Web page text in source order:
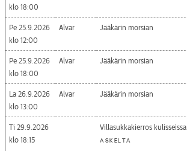
18:00
Pe 25.9.2026
12:00
Alvar Jääkärin morsian
Pe 25.9.2026
18:00
Alvar Jääkärin morsian
La 26.9.2026
13:00
Alvar Jääkärin morsian
Ti 29.9.2026
18:15
Villasukkakierros kulisseissa
askelta